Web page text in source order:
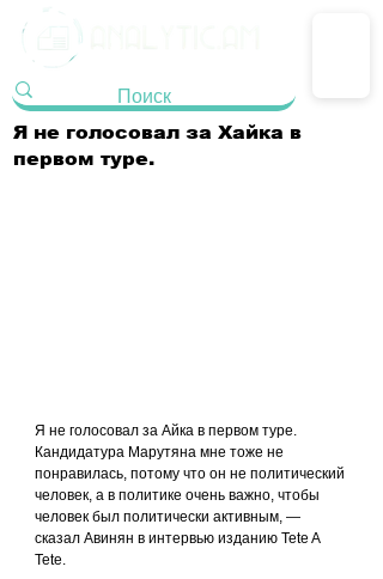
Я не голосовал за Хайка в
первом туре.
Я не голосовал за Айка в первом туре.
Кандидатура Марутяна мне тоже не
понравилась, потому что он не политический
человек, а в политике очень важно, чтобы
человек был политически активным, —
сказал Авинян в интервью изданию Tete A
Tete.